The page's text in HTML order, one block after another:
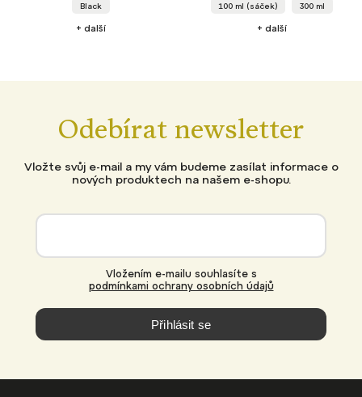
Black
+ další
100 ml (sáček) 300 ml
+ další
Odebírat newsletter
Vložte svůj e-mail a my vám budeme zasílat informace o
nových produktech na našem e-shopu.
podmínkami ochrany osobních údajů
Přihlásit se